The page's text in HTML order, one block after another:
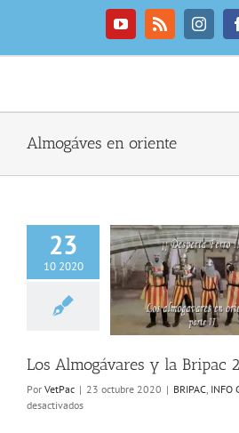
YouTubeRss
Almogáves en oriente
23
10 2020
y la
parte: Oriente
INFO GENERAL
Los Almogávares y la Bripac
Por VetPac | 23 octubre 2020 | BRIPAC, INFO
desactivadosen